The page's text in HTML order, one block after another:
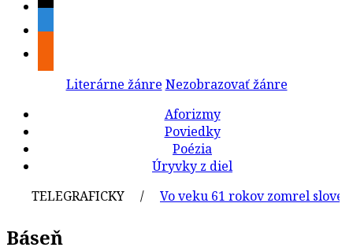
Literárne žánre Nezobrazovať žánre
Aforizmy
Poviedky
Poézia
Úryvky z diel
TELEGRAFICKY /Vo veku 61 rokov zomrel
Báseň